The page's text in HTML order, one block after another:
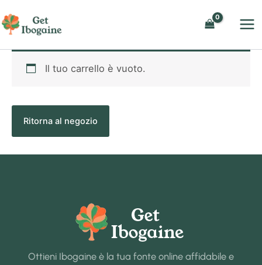
al
contenuto
Il tuo carrello è vuoto.
Ritorna al negozio
Ottieni Ibogaine è la tua fonte online affidabile e